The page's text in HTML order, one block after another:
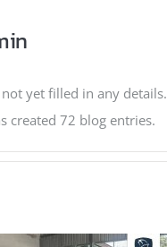
yet filled in any details.
created 72 blog entries.